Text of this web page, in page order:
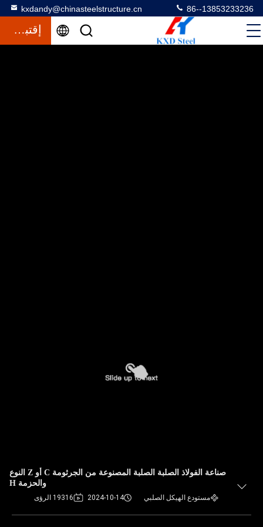
kxdandy@chinasteelstructure.cn 86--13853233236
إقتباس
صناعة الفولاذ الصلبة الصلبة المصنوعة من الجرثومة C أو Z النوع
والحزمة H
مستودع الهيكل الصلبي 2024-10-14 19316 الرؤى